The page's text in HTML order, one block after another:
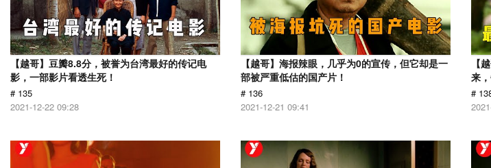
【越哥】豆瓣8.8分，被誉为台湾最好的传记电
影，一部影片看透生死！
# 135
2021-12-22 09:28
【越哥】海报辣眼，几乎为0的宣传，但它却是一
部被严重低估的国产片！
# 136
2021-12-21 09:41
【
来
#